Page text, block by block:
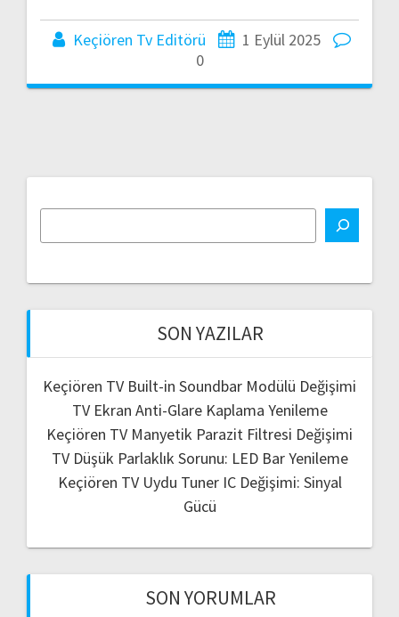
Keçiören Tv Editörü
1 Eylül 2025
0
SON YAZILAR
Keçiören TV Built-in Soundbar Modülü Değişimi
TV Ekran Anti-Glare Kaplama Yenileme
Keçiören TV Manyetik Parazit Filtresi Değişimi
TV Düşük Parlaklık Sorunu: LED Bar Yenileme
Keçiören TV Uydu Tuner IC Değişimi: Sinyal
Gücü
SON YORUMLAR